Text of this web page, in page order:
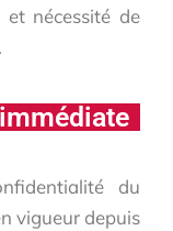
nécessité de
du
vigueur depuis